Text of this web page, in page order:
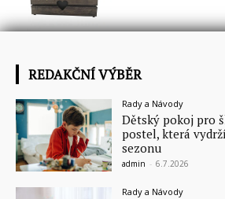
REDAKČNÍ VÝBĚR
Rady a Návody
Dětský pokoj pro
postel, která
sezonu
admin - 6.7.2026
Rady a Návody